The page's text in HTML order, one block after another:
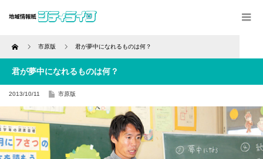
Home 市原版 君が夢中になれるものは何？
君が夢中になれるものは何？
2013/10/11 市原版